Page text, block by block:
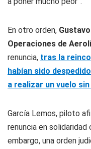
En otro orden,
Operaciones de
renuncia, tras la
habían sido
a realizar un vuelo
García Lemos, piloto
renuncia en
embargo, una orden